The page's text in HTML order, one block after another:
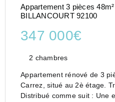
Appartement 3 pièces
BILLANCOURT 92100
347 000€
2 chambres
Appartement rénové de 3
Carrez, situé au 2è étage.
Distribué comme suit : Une